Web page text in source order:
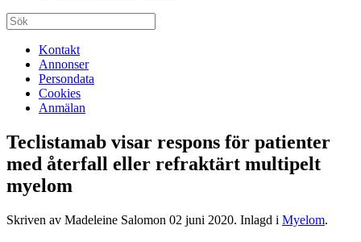
Kontakt
Annonser
Persondata
Cookies
Anmälan
Teclistamab visar respons för patienter
med återfall eller refraktärt multipelt
myelom
Skriven av Madeleine Salomon 02 juni 2020. Inlagd i Myelom.